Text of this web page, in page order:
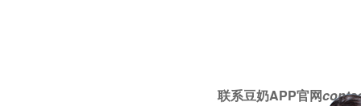
联系豆奶APP官网